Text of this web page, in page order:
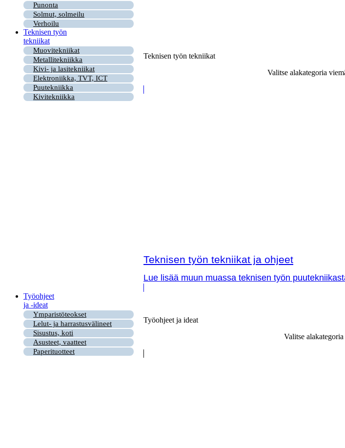
Punonta
Solmut, solmeilu
Verhoilu
Teknisen työn
tekniikat
Muovitekniikat
Metallitekniikka
Kivi- ja lasitekniikat
Elektroniikka, TVT, ICT
Puutekniikka
Kivitekniikka
Teknisen työn tekniikat
Valitse alakategoria
Teknisen työn tekniikat ja ohjeet
Lue lisää muun muassa teknisen työn
Työohjeet
ja -ideat
Ymparistöteokset
Lelut- ja harrastusvälineet
Sisustus, koti
Asusteet, vaatteet
Paperituotteet
Työohjeet ja ideat
Valitse